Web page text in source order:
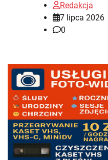
Redakcja
7 lipca 2026
0